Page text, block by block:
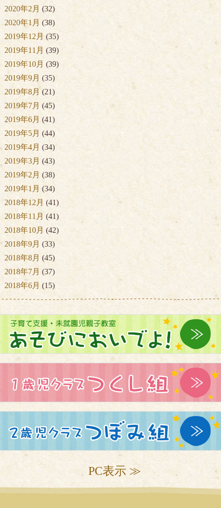
2020年2月 (32)
2020年1月 (38)
2019年12月 (35)
2019年11月 (39)
2019年10月 (39)
2019年9月 (35)
2019年8月 (21)
2019年7月 (45)
2019年6月 (41)
2019年5月 (44)
2019年4月 (34)
2019年3月 (43)
2019年2月 (38)
2019年1月 (34)
2018年12月 (41)
2018年11月 (41)
2018年10月 (42)
2018年9月 (33)
2018年8月 (45)
2018年7月 (37)
2018年6月 (15)
PC表示 ≫